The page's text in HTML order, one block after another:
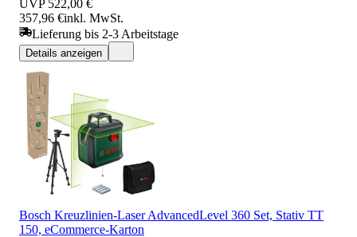
UVP 522,00 €
357,96 €inkl. MwSt.
Lieferung bis 2-3 Arbeitstage
Details anzeigen
Bosch Kreuzlinien-Laser AdvancedLevel 360 Set, Stativ TT
150, eCommerce-Karton